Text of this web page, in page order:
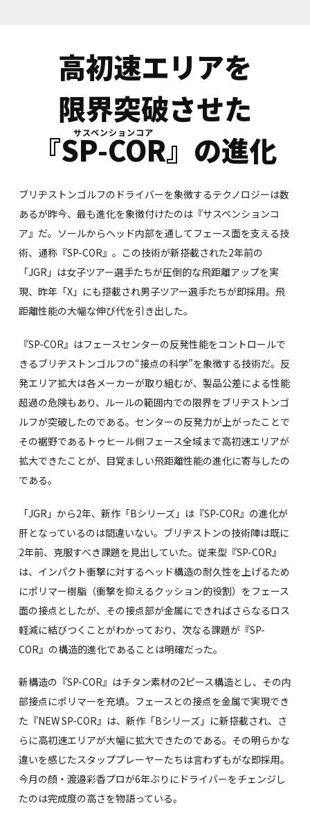
高初速エリアを
限界突破させた
『SP-COR』 の進化
ブリヂストンゴルフのドライバーを象徴するテクノロジーは数
あるが昨今、最も進化を象徴付けたのは『サスペンションコ
ア』だ。ソールからヘッド内部を通してフェース面を支える技
術、通称『SP-COR』。この技術が新搭載された2年前の
「JGR」は女子ツアー選手たちが圧倒的な飛距離アップを実
現、昨年「X」にも搭載され男子ツアー選手たちが即採用。飛
距離性能の大幅な伸び代を引き出した。
『SP-COR』はフェースセンターの反発性能をコントロールで
きるブリヂストンゴルフの“接点の科学”を象徴する技術だ。反
発エリア拡大は各メーカーが取り組むが、製品公差による性能
超過の危険もあり、ルールの範囲内での限界をブリヂストンゴ
ルフが突破したのである。センターの反発力が上がったことで
その裾野であるトゥヒール側フェース全域まで高初速エリアが
拡大できたことが、目覚ましい飛距離性能の進化に寄与したの
である。
「JGR」から2年、新作「Bシリーズ」は『SP-COR』の進化が
肝となっているのは間違いない。ブリヂストンの技術陣は既に
2年前、克服すべき課題を見出していた。従来型『SP-COR』
は、インパクト衝撃に対するヘッド構造の耐久性を上げるため
にポリマー樹脂（衝撃を抑えるクッション的役割）をフェース
面の接点としたが、その接点部が金属にできればさらなるロス
軽減に結びつくことがわかっており、次なる課題が『SP-
COR』の構造的進化であることは明確だった。
新構造の『SP-COR』はチタン素材の2ピース構造とし、その内
部接点にポリマーを充填。フェースとの接点を金属で実現でき
た『NEW SP-COR』は、新作「Bシリーズ」に新搭載され、さ
らに高初速エリアが大幅に拡大できたのである。その明らかな
違いを感じたスタッププレーヤーたちは言わずもがな即採用。
今月の顔・渡邉彩香プロが6年ぶりにドライバーをチェンジし
たのは完成度の高さを物語っている。